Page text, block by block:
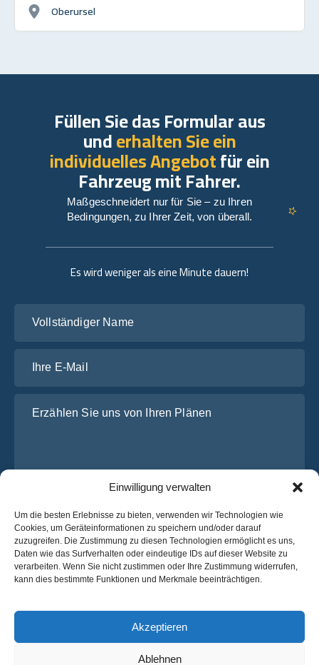
Einwilligung verwalten
Um die besten Erlebnisse zu bieten, verwenden wir Technologien wie
Cookies, um Geräteinformationen zu speichern und/oder darauf
zuzugreifen. Die Zustimmung zu diesen Technologien ermöglicht es uns,
Daten wie das Surfverhalten oder eindeutige IDs auf dieser Website zu
verarbeiten. Wenn Sie nicht zustimmen oder Ihre Zustimmung widerrufen,
kann dies bestimmte Funktionen und Merkmale beeinträchtigen.
Akzeptieren
Ablehnen
Oberursel
Es wird weniger als eine Minute dauern!
Ich habe dieDatenschutz-Bestimmungenvon OsaBus
gelesen und stimme ihnen zu.
Ein Angebot einholen
Füllen Sie das Formular aus
underhalten Sie ein
individuelles Angebotfür ein
Fahrzeug mit Fahrer.
Maßgeschneidert nur für Sie – zu Ihren
Bedingungen, zu Ihrer Zeit, von überall.